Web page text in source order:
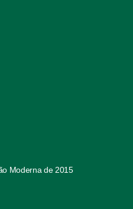
Moderna de 2015